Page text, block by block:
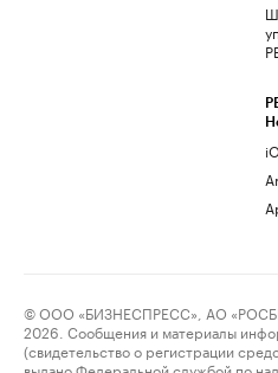
© ООО «БИЗНЕСПРЕСС», АО
2026. Сообщения и материалы
(свидетельство о регистрации